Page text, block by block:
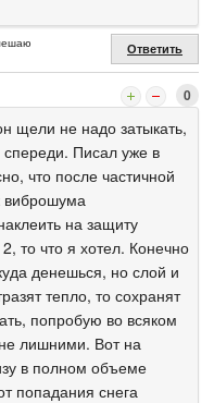
Ответить
0
щели не надо затыкать,
спереди. Писал уже в
что после частичной
виброшума
на защиту
то что я хотел. Конечно
денешься, но слой и
тепло, то сохранят
попробую во всяком
лишними. Вот на
в полном объеме
попадания снега